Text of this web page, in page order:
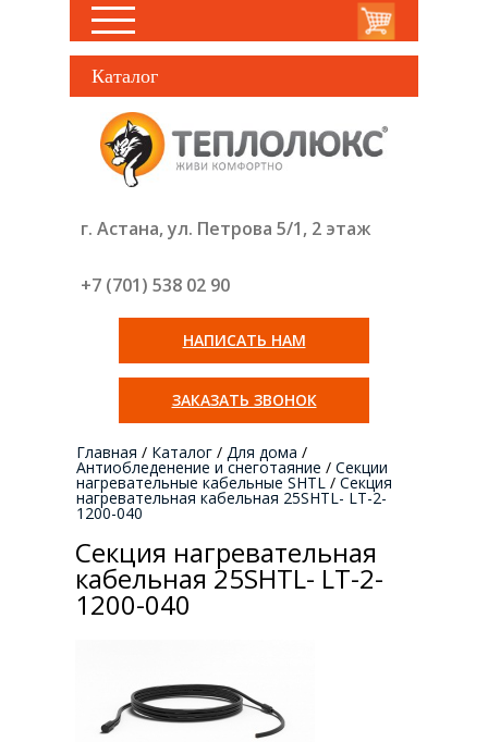
Каталог
г. Астана, ул. Петрова 5/1, 2 этаж
+7 (701) 538 02 90
НАПИСАТЬ НАМ
ЗАКАЗАТЬ ЗВОНОК
Главная / Каталог / Для дома /
Антиобледенение и снеготаяние / Секции
нагревательные кабельные SHTL / Секция
нагревательная кабельная 25SHTL- LT-2-
1200-040
Секция нагревательная
кабельная 25SHTL- LT-2-
1200-040